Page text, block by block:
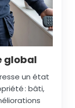
global
un état
: bâti,